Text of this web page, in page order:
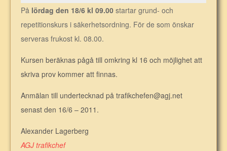
På lördag den 18/6 kl 09.00 startar grund- och
repetitionskurs i säkerhetsordning. För de som önskar
serveras frukost kl. 08.00.
Kursen beräknas pågå till omkring kl 16 och möjlighet att
skriva prov kommer att finnas.
Anmälan till undertecknad på trafikchefen@agj.net
senast den 16/6 – 2011.
Alexander Lagerberg
AGJ trafikchef